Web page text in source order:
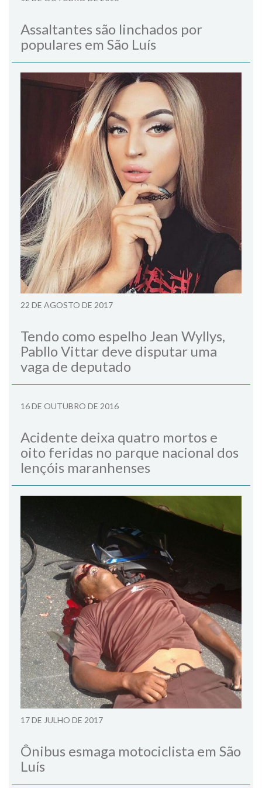
Assaltantes são linchados por
populares em São Luís
22 DE AGOSTO DE 2017
Tendo como espelho Jean Wyllys,
Pabllo Vittar deve disputar uma
vaga de deputado
16 DE OUTUBRO DE 2016
Acidente deixa quatro mortos e
oito feridas no parque nacional dos
lençóis maranhenses
17 DE JULHO DE 2017
Ônibus esmaga motociclista em São
Luís